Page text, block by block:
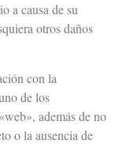
a causa de su
otros daños
con la
de los
además de no
o la ausencia de